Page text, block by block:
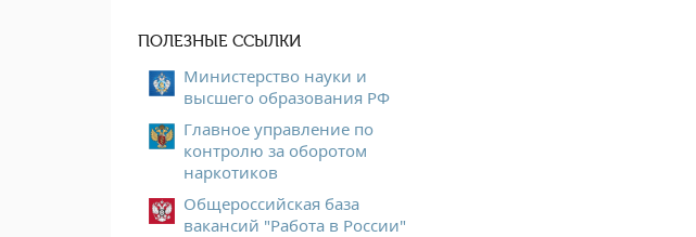
ПОЛЕЗНЫЕ ССЫЛКИ
Министерство науки и
высшего образования РФ
Главное управление по
контролю за оборотом
наркотиков
Общероссийская база
вакансий "Работа в России"